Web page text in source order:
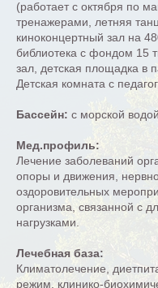
(работает с октября по
тренажерами, летняя
киноконцертный зал на
библиотека с фондом 15
зал, детская площадка в
Детская комната с
Бассейн: с морской
Мед.профиль:
Лечение заболеваний
опоры и движения,
оздоровительных
организма, связанной с
нагрузками.
Лечебная база:
Климатолечение,
режим, клинико-